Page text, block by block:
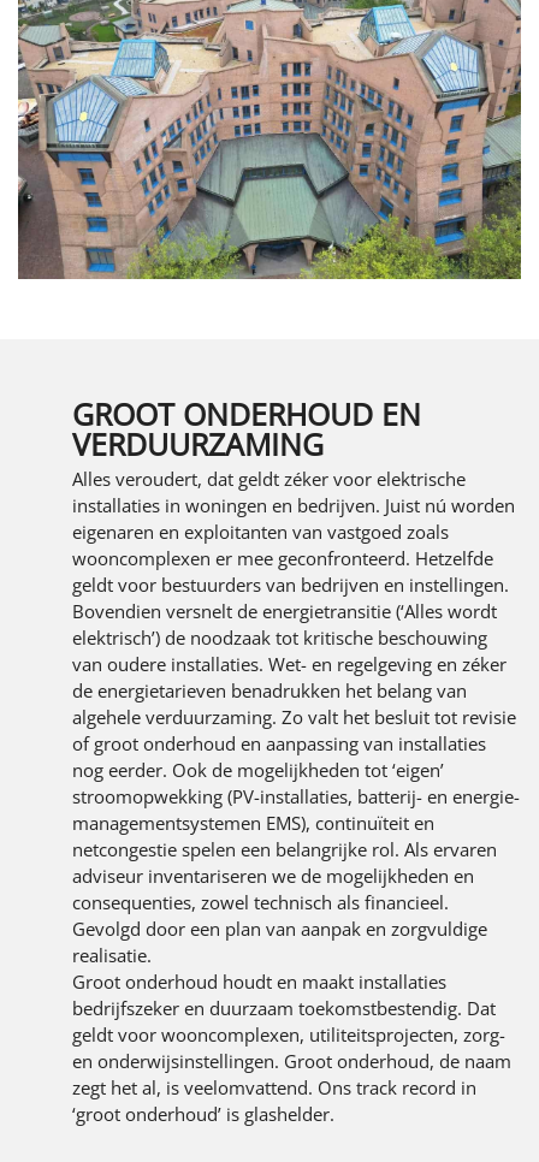
GROOT ONDERHOUD EN
VERDUURZAMING
Alles veroudert, dat geldt zéker voor elektrische
installaties in woningen en bedrijven. Juist nú worden
eigenaren en exploitanten van vastgoed zoals
wooncomplexen er mee geconfronteerd. Hetzelfde
geldt voor bestuurders van bedrijven en instellingen.
Bovendien versnelt de energietransitie (‘Alles wordt
elektrisch’) de noodzaak tot kritische beschouwing
van oudere installaties. Wet- en regelgeving en zéker
de energietarieven benadrukken het belang van
algehele verduurzaming. Zo valt het besluit tot revisie
of groot onderhoud en aanpassing van installaties
nog eerder. Ook de mogelijkheden tot ‘eigen’
stroomopwekking (PV-installaties, batterij- en energie-
managementsystemen EMS), continuïteit en
netcongestie spelen een belangrijke rol. Als ervaren
adviseur inventariseren we de mogelijkheden en
consequenties, zowel technisch als financieel.
Gevolgd door een plan van aanpak en zorgvuldige
realisatie.
Groot onderhoud houdt en maakt installaties
bedrijfszeker en duurzaam toekomstbestendig. Dat
geldt voor wooncomplexen, utiliteitsprojecten, zorg-
en onderwijsinstellingen. Groot onderhoud, de naam
zegt het al, is veelomvattend. Ons track record in
‘groot onderhoud’ is glashelder.